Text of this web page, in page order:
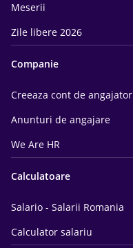
Meserii
Zile libere 2026
Companie
Creeaza cont de angajator
Anunturi de angajare
We Are HR
Calculatoare
Salario - Salarii Romania
Calculator salariu